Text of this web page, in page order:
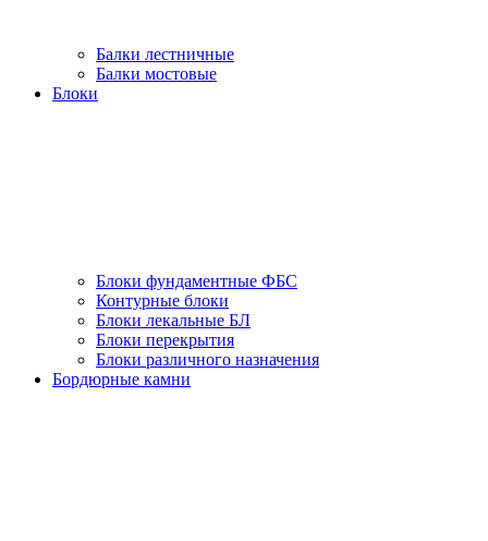
Балки лестничные
Балки мостовые
Блоки
Блоки фундаментные ФБС
Контурные блоки
Блоки лекальные БЛ
Блоки перекрытия
Блоки различного назначения
Бордюрные камни